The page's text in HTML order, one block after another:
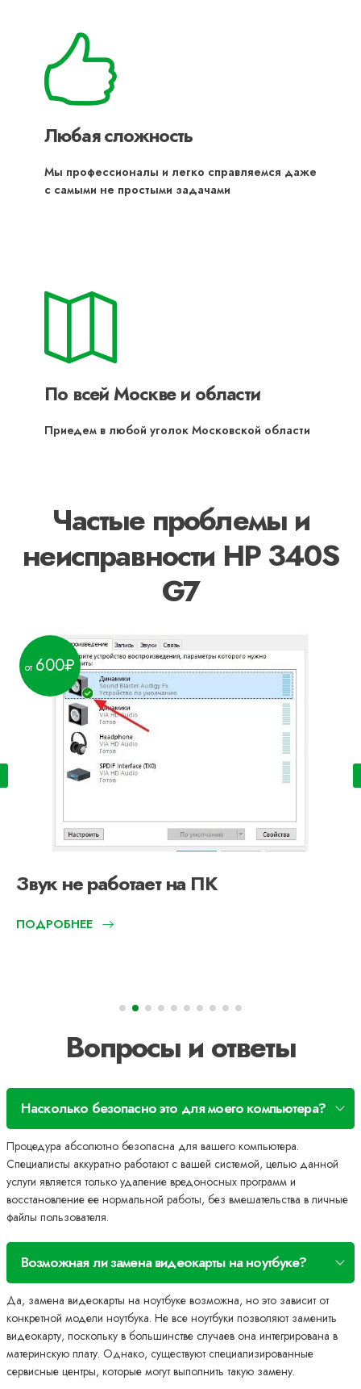
Любая сложность
Мы профессионалы и легко справляемся даже
с самыми не простыми задачами
По всей Москве и области
Приедем в любой уголок Московской области
Частые проблемы и
неисправности HP 340S
G7
Звук не работает на ПК
600
ПОДРОБНЕЕ
Вопросы и ответы
Насколько безопасно это для моего компьютера?
Процедура абсолютно безопасна для вашего компьютера.
Специалисты аккуратно работают с вашей системой, целью данной
услуги является только удаление вредоносных программ и
восстановление ее нормальной работы, без вмешательства в личные
файлы пользователя.
Возможная ли замена видеокарты на ноутбуке?
Да, замена видеокарты на ноутбуке возможна, но это зависит от
конкретной модели ноутбука. Не все ноутбуки позволяют заменить
видеокарту, поскольку в большинстве случаев она интегрирована в
материнскую плату. Однако, существуют специализированные
сервисные центры, которые могут выполнить такую замену.